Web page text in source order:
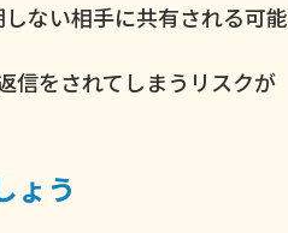
ない相手に共有される可能
信をされてしまうリスクが
ょう